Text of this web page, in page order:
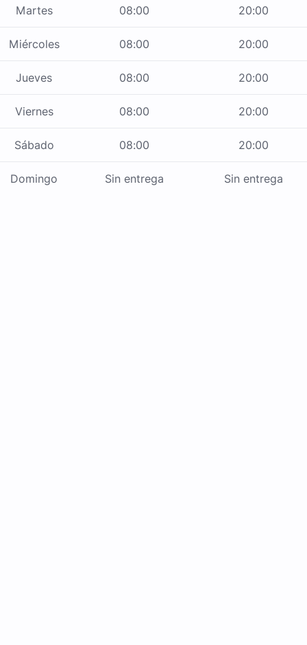
Martes 08:00 20:00
Miércoles 08:00 20:00
Jueves 08:00 20:00
Viernes 08:00 20:00
Sábado 08:00 20:00
Domingo Sin entrega Sin entrega